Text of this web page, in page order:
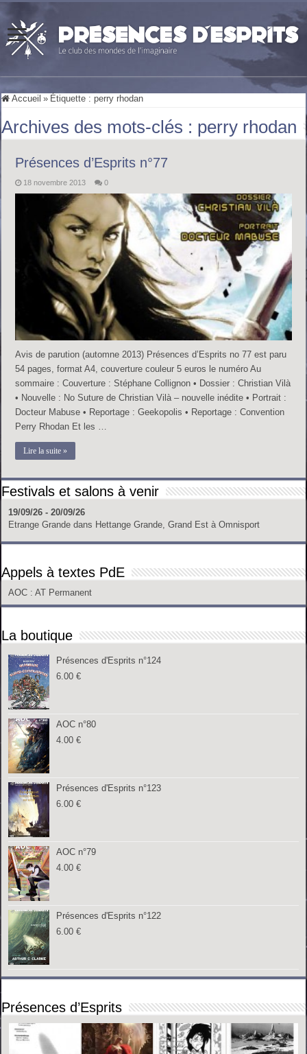
Accueil » Étiquette :perry rhodan
Archives des mots-clés : perry rhodan
Présences d’Esprits n°77
18 novembre 2013 0
Avis de parution (automne 2013) Présences d’Esprits no 77 est paru
54 pages, format A4, couverture couleur 5 euros le numéro Au
sommaire : Couverture : Stéphane Collignon • Dossier : Christian Vilà
• Nouvelle : No Suture de Christian Vilà – nouvelle inédite • Portrait :
Docteur Mabuse • Reportage : Geekopolis • Reportage : Convention
Perry Rhodan Et les …
Lire la suite »
Festivals et salons à venir
19/09/26 - 20/09/26
Etrange Grande dans Hettange Grande, Grand Est à Omnisport
Appels à textes PdE
AOC : AT Permanent
La boutique
Présences d'Esprits n°124
6.00€
AOC n°80
4.00€
Présences d'Esprits n°123
6.00€
AOC n°79
4.00€
Présences d'Esprits n°122
6.00€
Présences d’Esprits